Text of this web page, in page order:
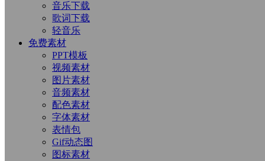
音乐下载
歌词下载
轻音乐
免费素材
PPT模板
视频素材
图片素材
音频素材
配色素材
字体素材
表情包
Gif动态图
图标素材